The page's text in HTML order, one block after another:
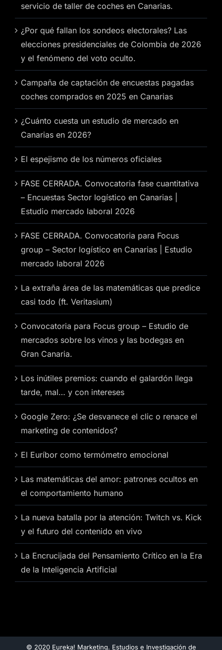
servicio de taller de coches en Canarias.
¿Por qué fallan los sondeos electorales? Las
elecciones presidenciales de Colombia de 2026
y el fenómeno del voto oculto.
Campaña de captación de encuestas pagadas
coches comprados en 2025 en Canarias
¿Cuánto cuesta un estudio de mercado en
Canarias en 2026?
El espejismo de los números oficiales
FASE CERRADA. Convocatoria fase cuantitativa
– Encuestas Sector logístico en Canarias |
Estudio mercado laboral 2026
FASE CERRADA. Convocatoria para Focus
group – Sector logístico en Canarias | Estudio
mercado laboral 2026
La extraña área de las matemáticas que predice
casi todo (ft. Veritasium)
Convocatoria para Focus group – Estudio de
mercados sobre los vinos y las bodegas en
Gran Canaria.
Los inútiles premios: cuando el galardón llega
tarde, mal… y con intereses
Google Zero: ¿Se desvanece el clic o renace el
marketing de contenidos?
El Euríbor como termómetro emocional
Las matemáticas del amor: patrones ocultos en
el comportamiento humano
La nueva batalla por la atención: Twitch vs. Kick
y el futuro del contenido en vivo
La Encrucijada del Pensamiento Crítico en la Era
de la Inteligencia Artificial
© 2020 Eureka! Marketing. Estudios e Investigación de